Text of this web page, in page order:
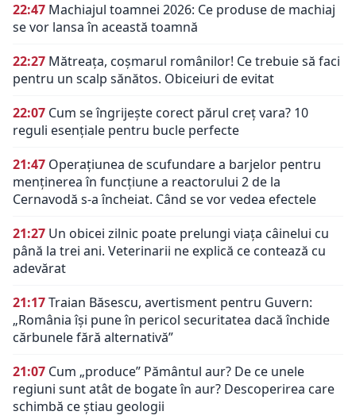
22:47 Machiajul toamnei 2026: Ce produse de machiaj
se vor lansa în această toamnă
22:27 Mătreața, coșmarul românilor! Ce trebuie să faci
pentru un scalp sănătos. Obiceiuri de evitat
22:07 Cum se îngrijește corect părul creț vara? 10
reguli esențiale pentru bucle perfecte
21:47 Operațiunea de scufundare a barjelor pentru
menținerea în funcțiune a reactorului 2 de la
Cernavodă s-a încheiat. Când se vor vedea efectele
21:27 Un obicei zilnic poate prelungi viața câinelui cu
până la trei ani. Veterinarii ne explică ce contează cu
adevărat
21:17Traian Băsescu, avertisment pentru Guvern:
„România își pune în pericol securitatea dacă închide
cărbunele fără alternativă”
21:07 Cum „produce” Pământul aur? De ce unele
regiuni sunt atât de bogate în aur? Descoperirea care
schimbă ce știau geologii